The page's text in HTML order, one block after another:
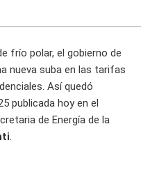
frío polar, el gobierno de
nueva suba en las tarifas
Así quedó
publicada hoy en el
de Energía de la
.